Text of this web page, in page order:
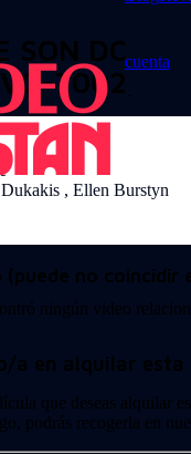
cuenta
SON DOS
7002)
, Ellen Burstyn
(puede no coincidir
ningún video
a en alquilar esta
que deseas alquilar
podrás recogerla en